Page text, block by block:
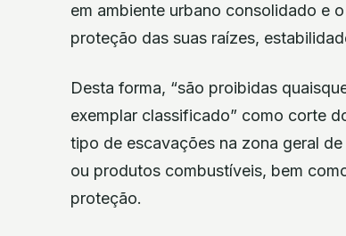
em ambiente urbano consolidado e
proteção das suas raízes,
Desta forma, “são proibidas
exemplar classificado” como corte
tipo de escavações na zona geral
ou produtos combustíveis, bem
proteção.